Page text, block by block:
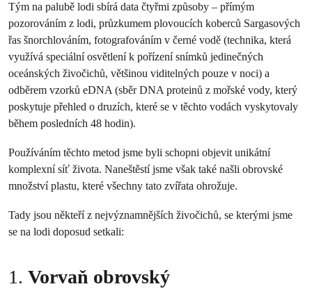
Tým na palubě lodi sbírá data čtyřmi způsoby – přímým
pozorováním z lodi, průzkumem plovoucích koberců Sargasových
řas šnorchlováním, fotografováním v černé vodě (technika, která
využívá speciální osvětlení k pořízení snímků jedinečných
oceánských živočichů, většinou viditelných pouze v noci) a
odběrem vzorků eDNA (sběr DNA proteinů z mořské vody, který
poskytuje přehled o druzích, které se v těchto vodách vyskytovaly
během posledních 48 hodin).
Používáním těchto metod jsme byli schopni objevit unikátní
komplexní síť života. Naneštěstí jsme však také našli obrovské
množství plastu, které všechny tato zvířata ohrožuje.
Tady jsou někteří z nejvýznamnějších živočichů, se kterými jsme
se na lodi doposud setkali:
1. Vorvaň obrovský